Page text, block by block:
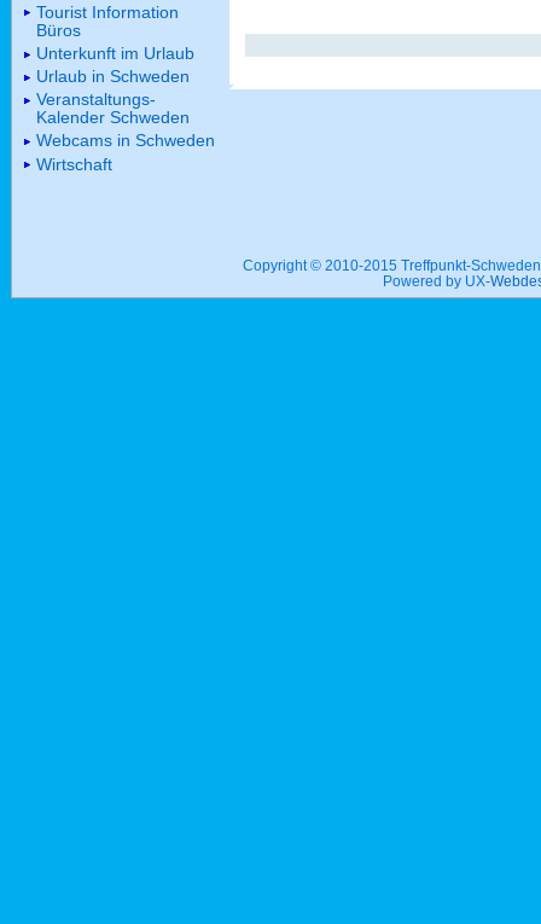
Tourist Information
Büros
Unterkunft im Urlaub
Urlaub in Schweden
Veranstaltungs-
Kalender Schweden
Webcams in Schweden
Wirtschaft
Copyright © 2010-2015 Treffpunkt-
Powered by UX-